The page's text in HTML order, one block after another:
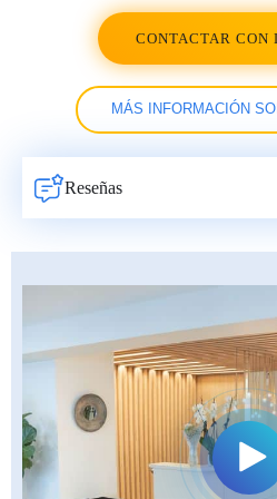
CONTACTAR
MÁS INFORMACIÓN
Reseñas